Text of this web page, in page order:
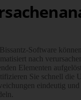
Software
nach
Elementen
Sie schnell die
eindeutig